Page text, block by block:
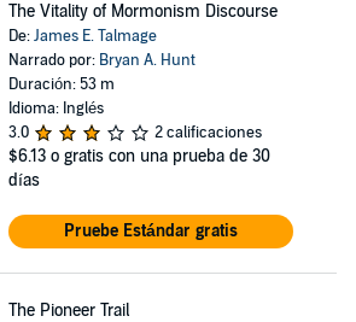
The Vitality of Mormonism Discourse
De:James E. Talmage
Narrado por: Bryan A. Hunt
Duración: 53 m
Idioma: Inglés
3.0
2 calificaciones
$6.13 o gratis con una prueba de 30
días
Pruebe Estándar gratis
The Pioneer Trail